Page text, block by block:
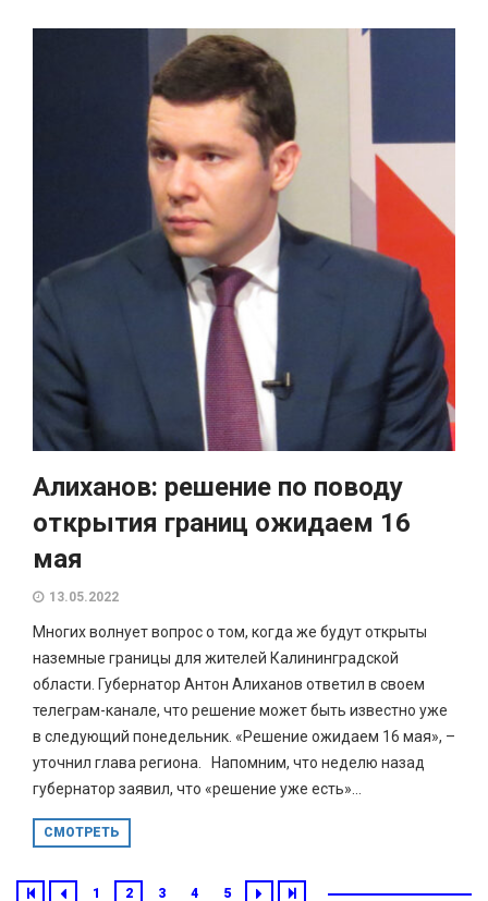
Алиханов: решение по поводу
открытия границ ожидаем 16
мая
13.05.2022
Многих волнует вопрос о том, когда же будут открыты
наземные границы для жителей Калининградской
области. Губернатор Антон Алиханов ответил в своем
телеграм-канале, что решение может быть известно уже
в следующий понедельник. «Решение ожидаем 16 мая», –
уточнил глава региона. Напомним, что неделю назад
губернатор заявил, что «решение уже есть»...
СМОТРЕТЬ
1 2 3 4 5